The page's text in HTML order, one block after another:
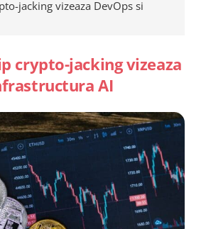
jacking vizeaza DevOps si
crypto-jacking vizeaza
AI